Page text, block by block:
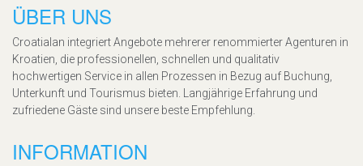
ÜBER UNS
Croatialan integriert Angebote mehrerer renommierter Agenturen in
Kroatien, die professionellen, schnellen und qualitativ
hochwertigen Service in allen Prozessen in Bezug auf Buchung,
Unterkunft und Tourismus bieten. Langjährige Erfahrung und
zufriedene Gäste sind unsere beste Empfehlung.
INFORMATION